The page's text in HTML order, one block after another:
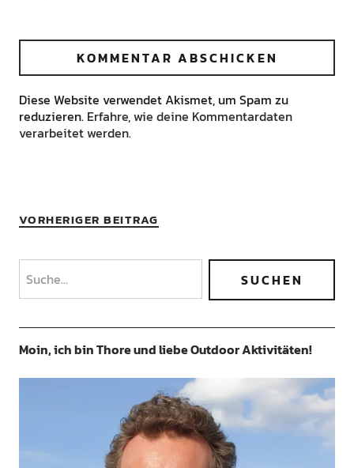
Diese Website verwendet Akismet, um Spam zu
reduzieren. Erfahre, wie deine Kommentardaten
verarbeitet werden.
VORHERIGER BEITRAG
Moin, ich bin Thore und liebe Outdoor Aktivitäten!